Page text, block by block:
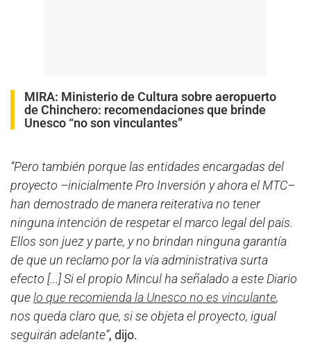
MIRA: Ministerio de Cultura sobre aeropuerto
de Chinchero: recomendaciones que brinde
Unesco “no son vinculantes”
“Pero también porque las entidades encargadas del
proyecto –inicialmente Pro Inversión y ahora el MTC–
han demostrado de manera reiterativa no tener
ninguna intención de respetar el marco legal del país.
Ellos son juez y parte, y no brindan ninguna garantía
de que un reclamo por la vía administrativa surta
efecto [...] Si el propio Mincul ha señalado a este Diario
quelo que recomienda la Unesco no es vinculante,
nos queda claro que, si se objeta el proyecto, igual
seguirán adelante”, dijo.